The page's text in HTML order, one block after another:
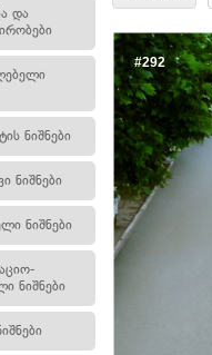
და
ნიშნები
ნიშნები
ნიშნები
ნიშნები
#292